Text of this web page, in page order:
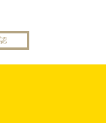
ースは最高速度15キ
（但し貸切り走行
ション時は除く）
の騒音基準を遵守す
）マークの付いた適